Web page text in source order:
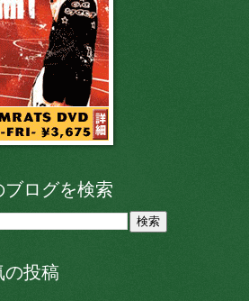
ブログを検索
の投稿